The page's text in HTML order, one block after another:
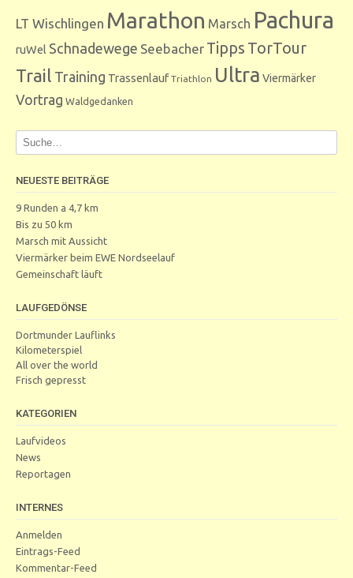
LT Wischlingen Marathon Marsch Pachura
ruWel Schnadewege Seebacher Tipps TorTour
Trail Training Trassenlauf Triathlon Ultra Viermärker
Vortrag Waldgedanken
NEUESTE BEITRÄGE
9 Runden a 4,7 km
Bis zu 50 km
Marsch mit Aussicht
Viermärker beim EWE Nordseelauf
Gemeinschaft läuft
LAUFGEDÖNSE
Dortmunder Lauflinks
Kilometerspiel
All over the world
Frisch gepresst
KATEGORIEN
Laufvideos
News
Reportagen
INTERNES
Anmelden
Eintrags-Feed
Kommentar-Feed